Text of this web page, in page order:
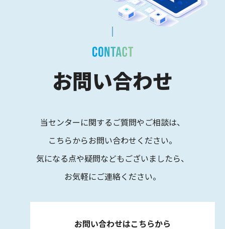
お問い合わせ
当センターに関するご質問やご相談は、
こちらからお問い合わせください。
気になる点や疑問などもございましたら、
お気軽にご連絡ください。
お問い合わせはこちらから